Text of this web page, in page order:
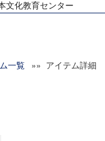
文化教育センター
サーチインスティテュート
助金研究成果報告書
一覧 »» アイテム詳細